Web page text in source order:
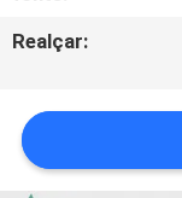
MAPA
DO
SITE
Realçar: